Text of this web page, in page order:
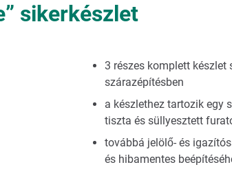
sikerkészlet
3 részes komplett készlet
szárazépítésben
a készlethez tartozik egy
tiszta és süllyesztett
továbbá jelölő- és
és hibamentes